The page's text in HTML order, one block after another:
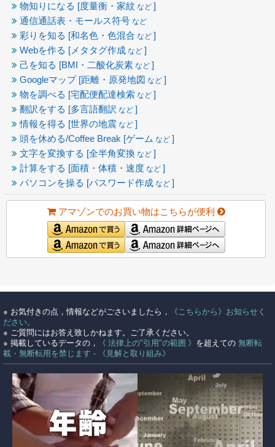
物知りになる [度量衡・家紋 など ]
通信通話表・モールス符号 など
彩りを知る [和名色・色混合 など ]
Webを作る [メタタグ作成 など ]
己を知る [BMI・二酸化炭素 など ]
Googleマップ [距離・原発地図 など ]
物を調べる [宅配便配達検索 など ]
翻訳をする [多言語翻訳 など ]
情報を得る [世界の地震 など ]
頭を休める/Coffee Break [ゲーム など ]
文字を変換する [全半角変換 など ]
計算をする [面積・体積・速度 など ]
パソコンを操る [パスワード作成 など ]
アマゾンでのお買い物はこちらが便利
● お気付きの点，情報などがごさいましたら，
《こちらから》お知らせく
ださい。
● ご質問にはお答え致しかねます。ご了承ください。
● 掲載しているデータの， 《 法律上の"引用"の範囲 》 を超えての 無断転
載・無断転用を禁じます - 《見解と取り組み》